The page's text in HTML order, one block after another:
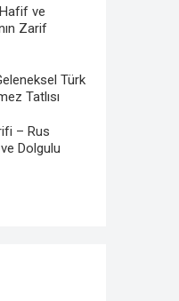
ve
Zarif
Türk
Tatlısı
– Rus
Dolgulu